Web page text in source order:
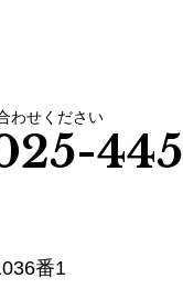
わせください
445
番1